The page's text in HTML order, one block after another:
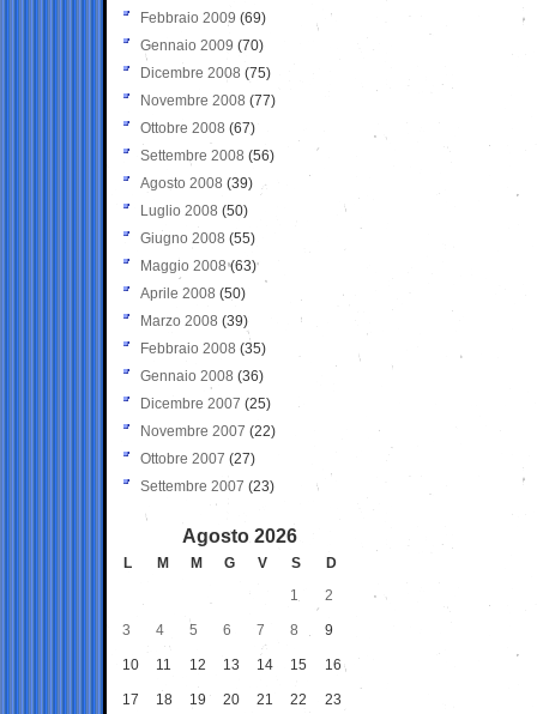
Febbraio 2009 (69)
Gennaio 2009 (70)
Dicembre 2008 (75)
Novembre 2008 (77)
Ottobre 2008 (67)
Settembre 2008 (56)
Agosto 2008 (39)
Luglio 2008 (50)
Giugno 2008 (55)
Maggio 2008(63)
Aprile 2008 (50)
Marzo 2008 (39)
Febbraio 2008 (35)
Gennaio 2008 (36)
Dicembre 2007 (25)
Novembre 2007 (22)
Ottobre 2007 (27)
Settembre 2007 (23)
Agosto 2026
L M M G V S
D
1
2
3 4 5 6 7 8 9
10 11 12 13 14 15 16
17 18 19 20 21 22 23